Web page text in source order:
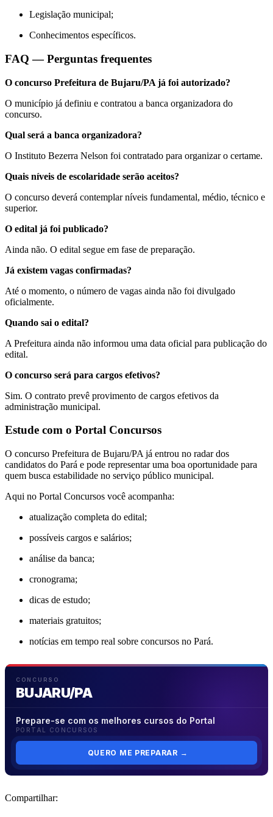
Legislação municipal;
Conhecimentos específicos.
FAQ — Perguntas frequentes
O concurso Prefeitura de Bujaru/PA já foi autorizado?
O município já definiu e contratou a banca organizadora do
concurso.
Qual será a banca organizadora?
O Instituto Bezerra Nelson foi contratado para organizar o certame.
Quais níveis de escolaridade serão aceitos?
O concurso deverá contemplar níveis fundamental, médio, técnico e
superior.
O edital já foi publicado?
Ainda não. O edital segue em fase de preparação.
Já existem vagas confirmadas?
Até o momento, o número de vagas ainda não foi divulgado
oficialmente.
Quando sai o edital?
A Prefeitura ainda não informou uma data oficial para publicação do
edital.
O concurso será para cargos efetivos?
Sim. O contrato prevê provimento de cargos efetivos da
administração municipal.
Estude com o Portal Concursos
O concurso Prefeitura de Bujaru/PA já entrou no radar dos
candidatos do Pará e pode representar uma boa oportunidade para
quem busca estabilidade no serviço público municipal.
Aqui no Portal Concursos você acompanha:
atualização completa do edital;
possíveis cargos e salários;
análise da banca;
cronograma;
dicas de estudo;
materiais gratuitos;
notícias em tempo real sobre concursos no Pará.
CONCURSO
BUJARU/PA
Prepare-se com os melhores cursos do Portal
PORTAL CONCURSOS
QUERO ME PREPARAR →
Compartilhar: